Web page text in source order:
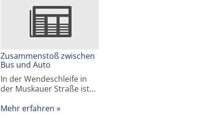
Zusammenstoß zwischen
Bus und Auto
In der Wendeschleife in
der Muskauer Straße ist…
Mehr erfahren